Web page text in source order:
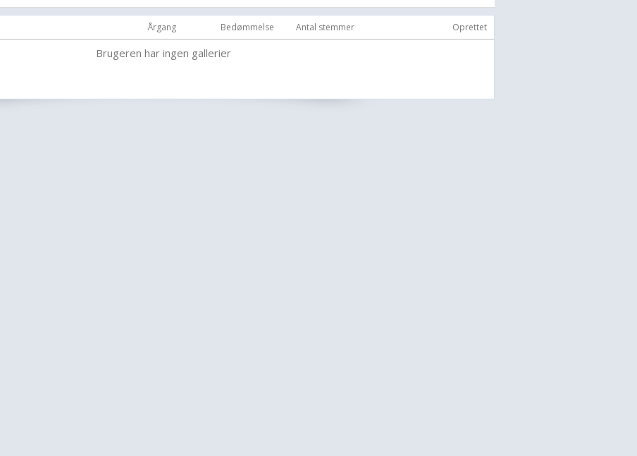
Årgang Bedømmelse Antal stemmer Oprettet
Brugeren har ingen gallerier